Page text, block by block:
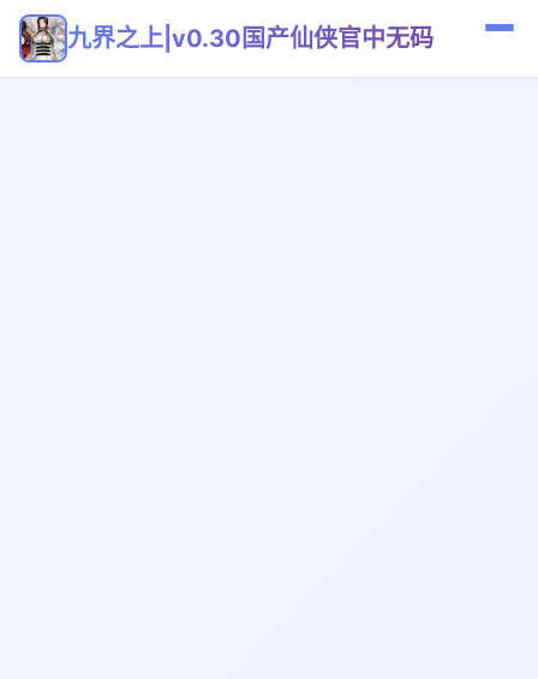
九界之上|v0.30国产仙侠官中无码